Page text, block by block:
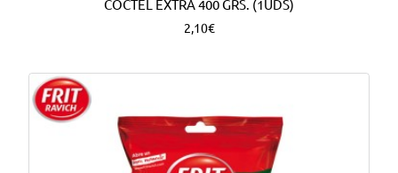
CÓCTEL EXTRA 400 GRS. (1UDS)
2,10€